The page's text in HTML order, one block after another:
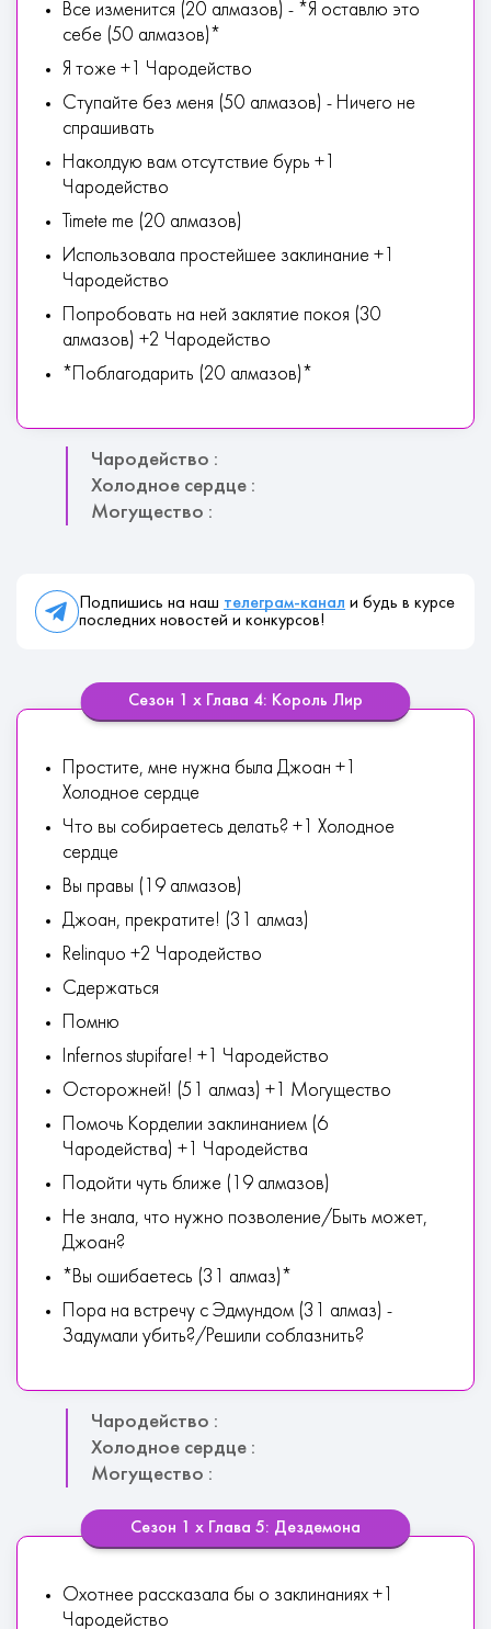
Все изменится (20 алмазов) - *Я оставлю это
себе (50 алмазов)*
Я тоже +1 Чародейство
Ступайте без меня (50 алмазов) - Ничего не
спрашивать
Наколдую вам отсутствие бурь +1
Чародейство
Timete me (20 алмазов)
Использовала простейшее заклинание +1
Чародейство
Попробовать на ней заклятие покоя (30
алмазов) +2 Чародейство
*Поблагодарить (20 алмазов)*
Чародейство :
Холодное сердце :
Могущество :
Подпишись на наш телеграм-канал и будь в курсе
последних новостей и конкурсов!
Сезон 1 х Глава 4: Король Лир
Простите, мне нужна была Джоан +1
Холодное сердце
Что вы собираетесь делать? +1 Холодное
сердце
Вы правы (19 алмазов)
Джоан, прекратите! (31 алмаз)
Relinquo +2 Чародейство
Сдержаться
Помню
Infernos stupifare! +1 Чародейство
Осторожней! (51 алмаз) +1 Могущество
Помочь Корделии заклинанием (6
Чародейства) +1 Чародейства
Подойти чуть ближе (19 алмазов)
Не знала, что нужно позволение/Быть может,
Джоан?
*Вы ошибаетесь (31 алмаз)*
Пора на встречу с Эдмундом (31 алмаз) -
Задумали убить?/Решили соблазнить?
Чародейство :
Холодное сердце :
Могущество :
Сезон 1 х Глава 5: Дездемона
Охотнее рассказала бы о заклинаниях +1
Чародейство